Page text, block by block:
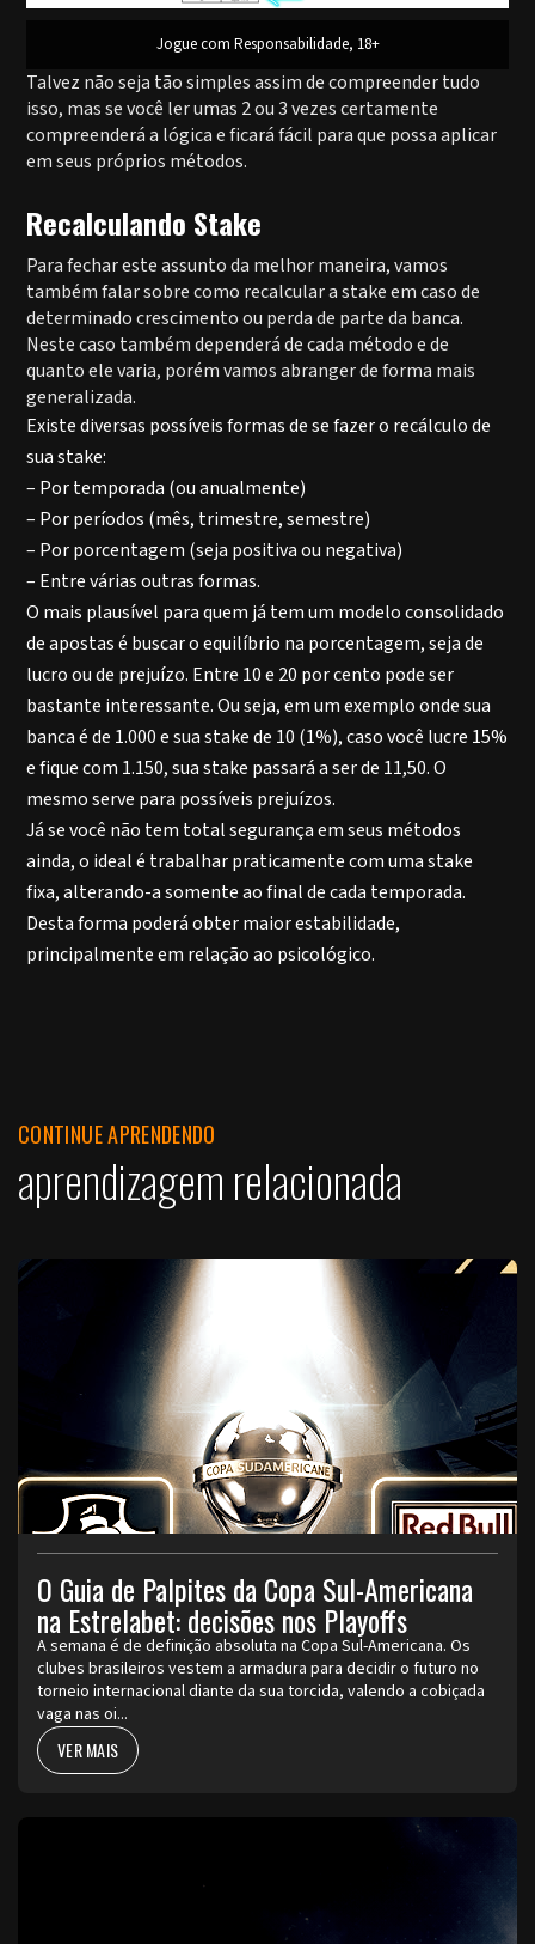
Jogue com Responsabilidade, 18+
Talvez não seja tão simples assim de compreender tudo
isso, mas se você ler umas 2 ou 3 vezes certamente
compreenderá a lógica e ficará fácil para que possa aplicar
em seus próprios métodos.
Recalculando Stake
Para fechar este assunto da melhor maneira, vamos
também falar sobre como recalcular a stake em caso de
determinado crescimento ou perda de parte da banca.
Neste caso também dependerá de cada método e de
quanto ele varia, porém vamos abranger de forma mais
generalizada.
Existe diversas possíveis formas de se fazer o recálculo de
sua stake:
– Por temporada (ou anualmente)
– Por períodos (mês, trimestre, semestre)
– Por porcentagem (seja positiva ou negativa)
– Entre várias outras formas.
O mais plausível para quem já tem um modelo consolidado
de apostas é buscar o equilíbrio na porcentagem, seja de
lucro ou de prejuízo. Entre 10 e 20 por cento pode ser
bastante interessante. Ou seja, em um exemplo onde sua
banca é de 1.000 e sua stake de 10 (1%), caso você lucre 15%
e fique com 1.150, sua stake passará a ser de 11,50. O
mesmo serve para possíveis prejuízos.
Já se você não tem total segurança em seus métodos
ainda, o ideal é trabalhar praticamente com uma stake
fixa, alterando-a somente ao final de cada temporada.
Desta forma poderá obter maior estabilidade,
principalmente em relação ao psicológico.
CONTINUE APRENDENDO
aprendizagem relacionada
O Guia de Palpites da Copa Sul-Americana
na Estrelabet: decisões nos Playoffs
A semana é de definição absoluta na Copa Sul-Americana. Os
clubes brasileiros vestem a armadura para decidir o futuro no
torneio internacional diante da sua torcida, valendo a cobiçada
vaga nas oi...
VER MAIS